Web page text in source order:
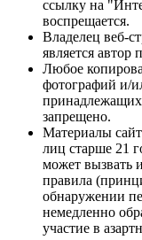
ссылку на
воспрещается.
Владелец веб-
является автор
Любое
фотографий и/
принадлежащих
запрещено.
Материалы
лиц старше 21
может вызвать
правила
обнаружении
немедленно
участие в